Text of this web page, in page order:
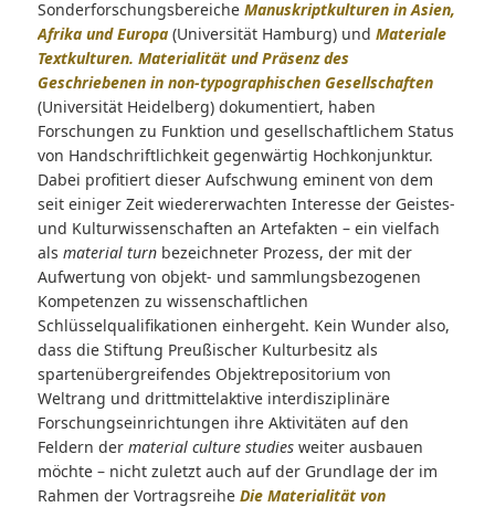
Sonderforschungsbereiche Manuskriptkulturen in Asien,
Afrika und Europa(Universität Hamburg) und Materiale
Textkulturen. Materialität und Präsenz des
Geschriebenen in non-typographischen Gesellschaften
(Universität Heidelberg) dokumentiert, haben
Forschungen zu Funktion und gesellschaftlichem Status
von Handschriftlichkeit gegenwärtig Hochkonjunktur.
Dabei profitiert dieser Aufschwung eminent von dem
seit einiger Zeit wiedererwachten Interesse der Geistes-
und Kulturwissenschaften an Artefakten – ein vielfach
als material turnbezeichneter Prozess, der mit der
Aufwertung von objekt- und sammlungsbezogenen
Kompetenzen zu wissenschaftlichen
Schlüsselqualifikationen einhergeht. Kein Wunder also,
dass die Stiftung Preußischer Kulturbesitz als
spartenübergreifendes Objektrepositorium von
Weltrang und drittmittelaktive interdisziplinäre
Forschungseinrichtungen ihre Aktivitäten auf den
Feldern der material culture studiesweiter ausbauen
möchte – nicht zuletzt auch auf der Grundlage der im
Rahmen der Vortragsreihe Die Materialität von